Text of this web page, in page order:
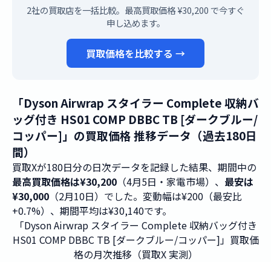
2社の買取店を一括比較。最高買取価格 ¥30,200 で今すぐ
申し込めます。
買取価格を比較する →
「Dyson Airwrap スタイラー Complete 収納バ
ッグ付き HS01 COMP DBBC TB [ダークブルー/
コッパー]」の買取価格 推移データ（過去180日
間）
買取Xが180日分の日次データを記録した結果、期間中の
最高買取価格は¥30,200 （4月5日・家電市場）、 最安は
¥30,000 （2月10日）でした。変動幅は¥200（最安比
+0.7%）、期間平均は¥30,140です。
「Dyson Airwrap スタイラー Complete 収納バッグ付き
HS01 COMP DBBC TB [ダークブルー/コッパー]」買取価
格の月次推移（買取X 実測）